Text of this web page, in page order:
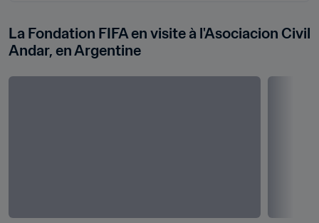
La Fondation FIFA en visite à l'Asociacion Civil
Andar, en Argentine